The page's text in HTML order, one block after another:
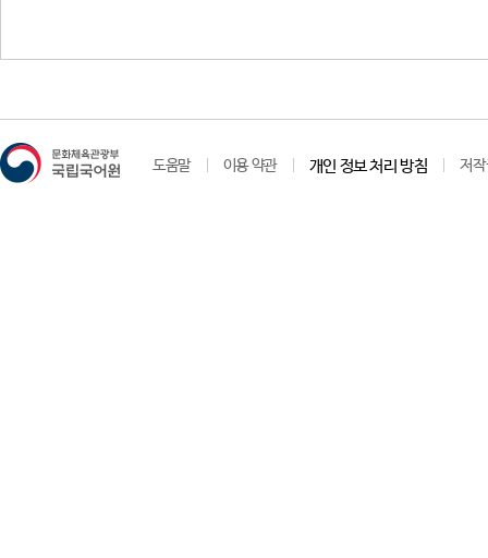
도움말 이용 약관 개인 정보 처리 방침 저